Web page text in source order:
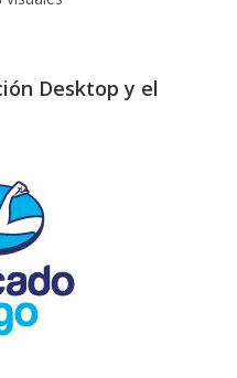
Desktop y el